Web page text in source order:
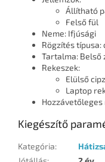
Állítható
Felső fül
Neme: Ifjúsági
Rögzítés típusa:
Tartalma: Belső
Rekeszek:
Elülső
Laptop
Hozzávetőleges
Kiegészítő
Kategória: